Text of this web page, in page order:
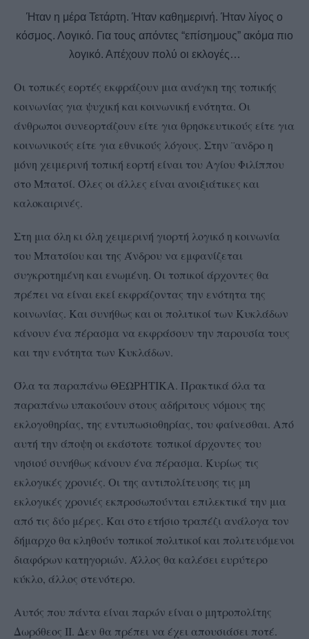
Ήταν η μέρα Τετάρτη. Ήταν καθημερινή. Ήταν λίγος ο
κόσμος. Λογικό. Για τους απόντες “επίσημους” ακόμα πιο
λογικό. Απέχουν πολύ οι εκλογές…
Οι τοπικές εορτές εκφράζουν μια ανάγκη της τοπικής
κοινωνίας για ψυχική και κοινωνική ενότητα. Οι
άνθρωποι συνεορτάζουν είτε για θρησκευτικούς είτε για
κοινωνικούς είτε για εθνικούς λόγους. Στην ¨ανδρο η
μόνη χειμερινή τοπική εορτή είναι του Αγίου Φιλίππου
στο Μπατσί. Όλες οι άλλες είναι ανοιξιάτικες και
καλοκαιρινές.
Στη μια όλη κι όλη χειμερινή γιορτή λογικό η κοινωνία
του Μπατσίου και της Άνδρου να εμφανίζεται
συγκροτημένη και ενωμένη. Οι τοπικοί άρχοντες θα
πρέπει να είναι εκεί εκφράζοντας την ενότητα της
κοινωνίας. Και συνήθως και οι πολιτικοί των Κυκλάδων
κάνουν ένα πέρασμα να εκφράσουν την παρουσία τους
και την ενότητα των Κυκλάδων.
Όλα τα παραπάνω ΘΕΩΡΗΤΙΚΑ. Πρακτικά όλα τα
παραπάνω υπακούουν στους αδήριτους νόμους της
εκλογοθηρίας, της εντυπωσιοθηρίας, του φαίνεσθαι. Από
αυτή την άποψη οι εκάστοτε τοπικοί άρχοντες του
νησιού συνήθως κάνουν ένα πέρασμα. Κυρίως τις
εκλογικές χρονιές. Οι της αντιπολίτευσης τις μη
εκλογικές χρονιές εκπροσωπούνται επιλεκτικά την μια
από τις δύο μέρες. Και στο ετήσιο τραπέζι ανάλογα τον
δήμαρχο θα κληθούν τοπικοί πολιτικοί και πολιτευόμενοι
διαφόρων κατηγοριών. Άλλος θα καλέσει ευρύτερο
κύκλο, άλλος στενότερο.
Αυτός που πάντα είναι παρών είναι ο μητροπολίτης
Δωρόθεος ΙΙ. Δεν θα πρέπει να έχει απουσιάσει ποτέ.